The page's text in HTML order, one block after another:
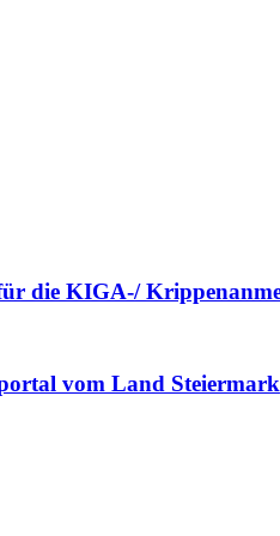
die KIGA-/
vom Land Steiermark